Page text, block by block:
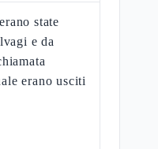
state
e da
erano usciti